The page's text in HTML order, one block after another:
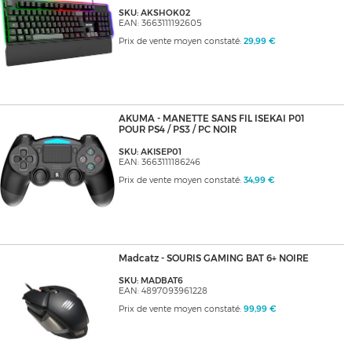
SKU: AKSHOK02
EAN: 3663111192605
Prix de vente moyen constaté: 29,99 €
AKUMA - MANETTE SANS FIL ISEKAI P01
POUR PS4 / PS3 / PC NOIR
SKU: AKISEP01
EAN: 3663111186246
Prix de vente moyen constaté: 34,99 €
Madcatz - SOURIS GAMING BAT 6+ NOIRE
SKU: MADBAT6
EAN: 4897093961228
Prix de vente moyen constaté: 99,99 €